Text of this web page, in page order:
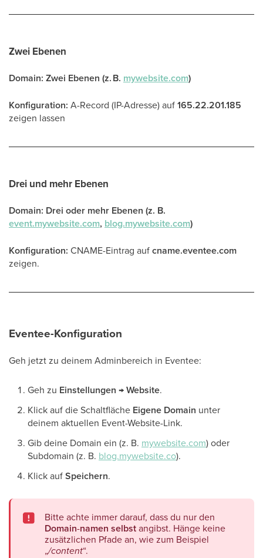
Zwei Ebenen
Domain: Zwei Ebenen (z. B. mywebsite.com)
Konfiguration: A-Record (IP-Adresse) auf165.22.201.185
zeigen lassen
Drei und mehr Ebenen
Domain: Drei oder mehr Ebenen (z. B.
event.mywebsite.com, blog.mywebsite.com)
Konfiguration: CNAME-Eintrag aufcname.eventee.com
zeigen.
Eventee-Konfiguration
Geh jetzt zu deinem Adminbereich in Eventee:
Geh zu Einstellungen → Website.
Klick auf die Schaltfläche Eigene Domain unter
deinem aktuellen Event-Website-Link.
Gib deine Domain ein (z. B. mywebsite.com) oder
Subdomain (z. B. blog.mywebsite.co).
Klick aufSpeichern.
Bitte achte immer darauf, dass du nur den
Domain-namen selbstangibst. Hänge keine
zusätzlichen Pfade an, wie zum Beispiel
„/content“.